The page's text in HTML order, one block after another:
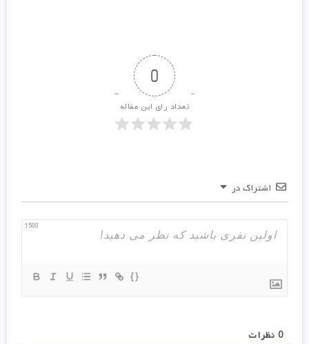
0
تعداد رای این مقاله
اشتراک در
1500
{}
0 نظرات